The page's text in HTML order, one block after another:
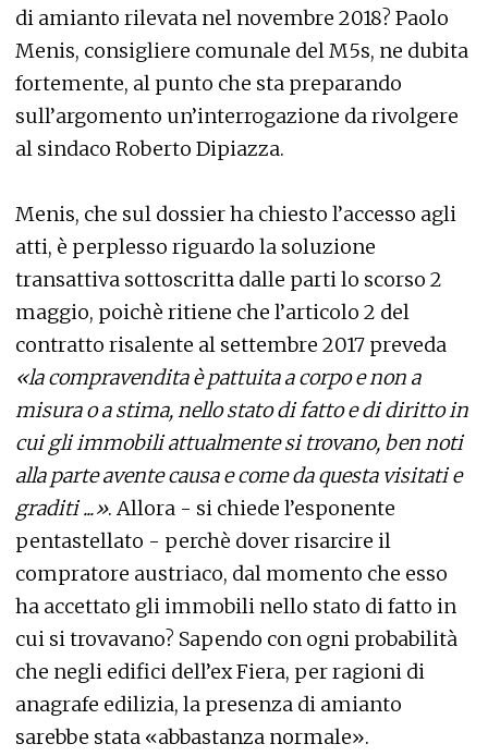
di amianto rilevata nel novembre 2018? Paolo
Menis, consigliere comunale del M5s, ne dubita
fortemente, al punto che sta preparando
sull’argomento un’interrogazione da rivolgere
al sindaco Roberto Dipiazza.
Menis, che sul dossier ha chiesto l’accesso agli
atti, è perplesso riguardo la soluzione
transattiva sottoscritta dalle parti lo scorso 2
maggio, poichè ritiene che l’articolo 2 del
contratto risalente al settembre 2017 preveda
«la compravendita è pattuita a corpo e non a
misura o a stima, nello stato di fatto e di diritto in
cui gli immobili attualmente si trovano, ben noti
alla parte avente causa e come da questa visitati e
graditi ...». Allora - si chiede l’esponente
pentastellato - perchè dover risarcire il
compratore austriaco, dal momento che esso
ha accettato gli immobili nello stato di fatto in
cui si trovavano? Sapendo con ogni probabilità
che negli edifici dell’ex Fiera, per ragioni di
anagrafe edilizia, la presenza di amianto
sarebbe stata «abbastanza normale».